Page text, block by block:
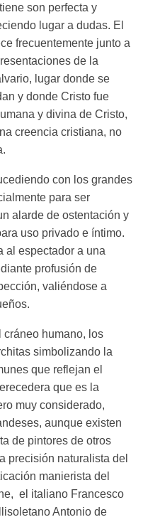
son perfecta y
lugar a dudas. El
frecuentemente junto a
de la
lugar donde se
y donde Cristo fue
y divina de Cristo,
creencia cristiana, no
con los grandes
para ser
alarde de ostentación y
uso privado e íntimo.
al espectador a una
profusión de
valiéndose a
cráneo humano, los
simbolizando la
que reflejan el
que es la
muy considerado,
aunque existen
de pintores de otros
precisión naturalista del
manierista del
el italiano Francesco
Antonio de